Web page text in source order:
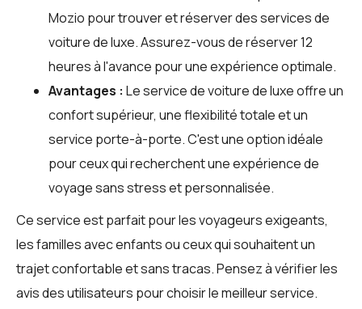
Mozio pour trouver et réserver des services de
voiture de luxe. Assurez-vous de réserver 12
heures à l'avance pour une expérience optimale.
Avantages : Le service de voiture de luxe offre un
confort supérieur, une flexibilité totale et un
service porte-à-porte. C'est une option idéale
pour ceux qui recherchent une expérience de
voyage sans stress et personnalisée.
Ce service est parfait pour les voyageurs exigeants,
les familles avec enfants ou ceux qui souhaitent un
trajet confortable et sans tracas. Pensez à vérifier les
avis des utilisateurs pour choisir le meilleur service.